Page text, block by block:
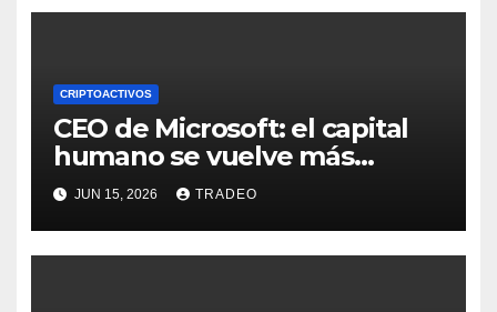
CRIPTOACTIVOS
CEO de Microsoft: el capital
humano se vuelve más
valioso a medida que crece la
IA
JUN 15, 2026 TRADEO